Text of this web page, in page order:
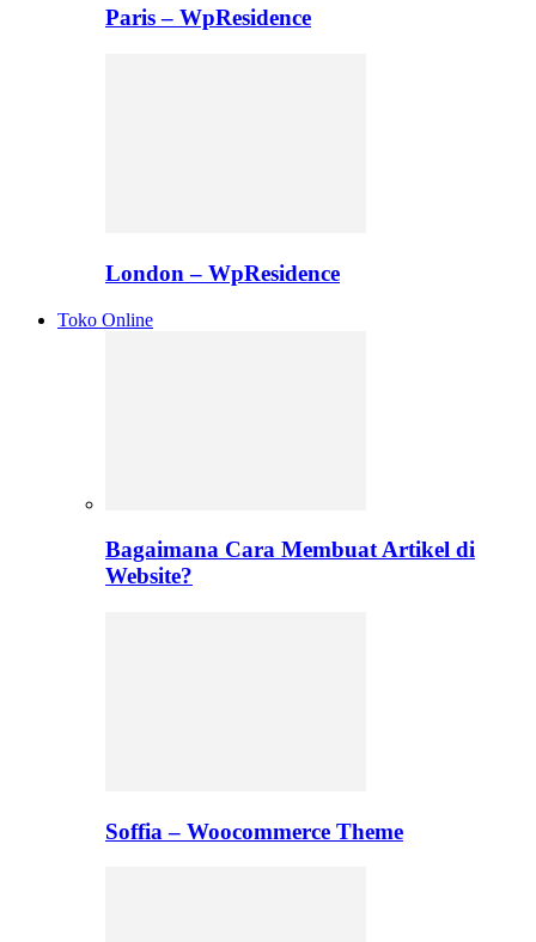
Paris – WpResidence
London – WpResidence
Toko Online
Bagaimana Cara Membuat Artikel di
Website?
Soffia – Woocommerce Theme